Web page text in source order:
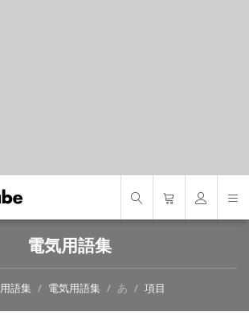
電気用語集
用語集 電気用語集 あ 項目